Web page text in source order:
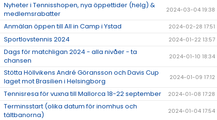
Nyheter i Tennisshopen, nya öppettider (helg) &
medlemsrabatter
2024-03-04 19:38
Anmälan öppen till All in Camp i Ystad 2024-02-28 17:51
Sportlovstennis 2024 2024-01-22 13:57
Dags för matchligan 2024 - alla nivåer - ta
chansen
2024-01-10 18:34
Stötta Höllvikens André Göransson och Davis Cup
laget mot Brasilien i Helsingborg
2024-01-09 17:12
Tennisresa för vuxna till Mallorca 18-22 september 2024-01-08 17:28
Terminsstart (olika datum för inomhus och
tältbanorna)
2024-01-04 17:54